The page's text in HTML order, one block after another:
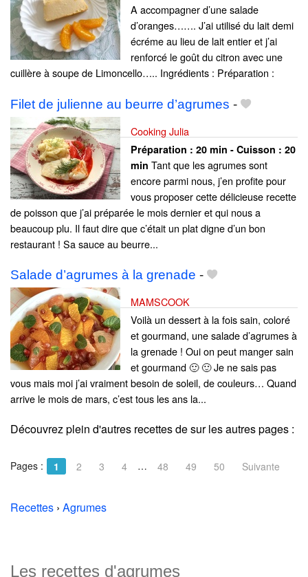
A accompagner d’une salade
d’oranges……. J’ai utilisé du lait demi
écréme au lieu de lait entier et j’ai
renforcé le goût du citron avec une
cuillère à soupe de Limoncello….. Ingrédients : Préparation :
Filet de julienne au beurre d’agrumes -
Cooking Julia
Préparation : 20 min - Cuisson : 20
min Tant que les agrumes sont
encore parmi nous, j’en profite pour
vous proposer cette délicieuse recette
de poisson que j’ai préparée le mois dernier et qui nous a
beaucoup plu. Il faut dire que c’était un plat digne d’un bon
restaurant ! Sa sauce au beurre...
Salade d’agrumes à la grenade -
MAMSCOOK
Voilà un dessert à la fois sain, coloré
et gourmand, une salade d’agrumes à
la grenade ! Oui on peut manger sain
et gourmand 🙂 🙂 Je ne sais pas
vous mais moi j’ai vraiment besoin de soleil, de couleurs… Quand
arrive le mois de mars, c’est tous les ans la...
Découvrez plein d'autres recettes desur les autres pages :
Pages : 1 2 3 4 … 48 49 50 Suivante
Recettes › Agrumes
Les recettes d'agrumes